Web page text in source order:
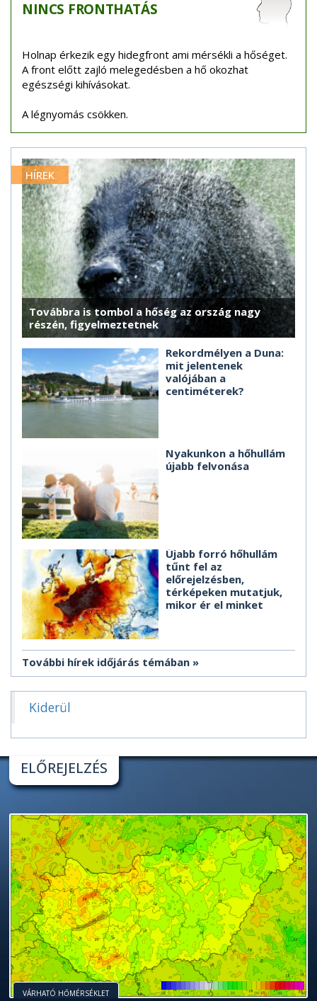
NINCS FRONTHATÁS
Holnap érkezik egy hidegfront ami mérsékli a hőséget.
A front előtt zajló melegedésben a hő okozhat
egészségi kihívásokat.
A légnyomás csökken.
HÍREK
Továbbra is tombol a hőség az ország nagy
részén, figyelmeztetnek
Rekordmélyen a Duna:
mit jelentenek
valójában a
centiméterek?
Nyakunkon a hőhullám
újabb felvonása
Újabb forró hőhullám
tűnt fel az
előrejelzésben,
térképeken mutatjuk,
mikor ér el minket
További hírek időjárás témában
Kiderül
ELŐREJELZÉS
VÁRHATÓ HŐMÉRSÉKLET